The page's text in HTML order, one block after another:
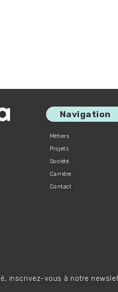
Navigation
Métiers
Projets
Société
Carrière
Contact
inscrivez-vous à notre